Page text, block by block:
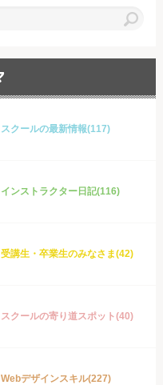
スクールの最新情報(117)
インストラクター日記(116)
受講生・卒業生のみなさま(42)
スクールの寄り道スポット(40)
Webデザインスキル(227)